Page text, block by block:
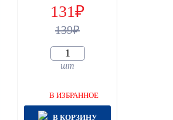
131
139
шт
В ИЗБРАННОЕ
В КОРЗИНУ